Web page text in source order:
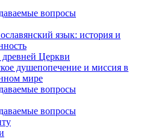
вопросы
язык: история и
Церкви
душепопечение и миссия в
мире
вопросы
вопросы